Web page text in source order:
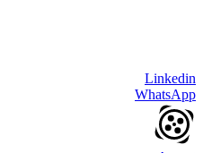
Linkedin
WhatsApp